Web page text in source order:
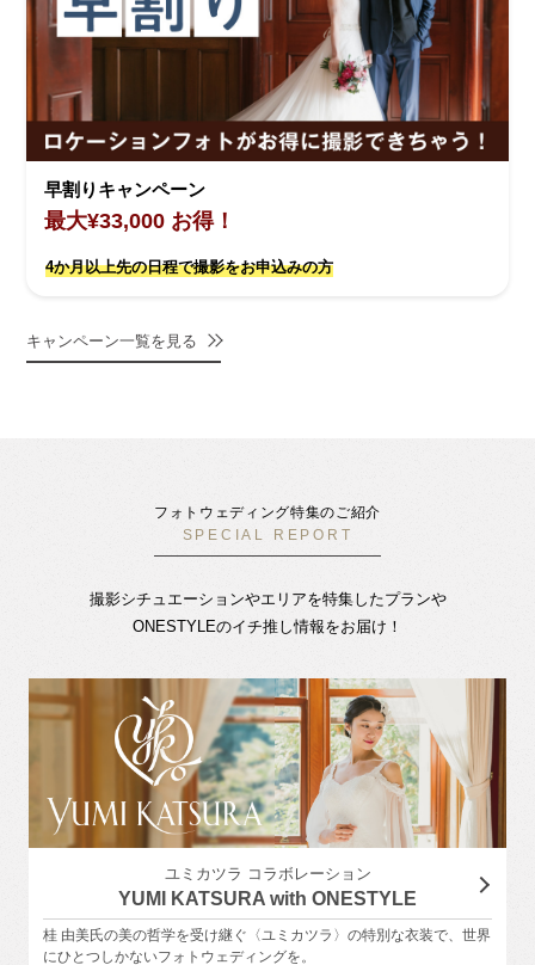
早割りキャンペーン
最大¥33,000 お得！
4か月以上先の日程で撮影をお申込みの方
キャンペーン一覧を見る
フォトウェディング特集のご紹介
SPECIAL REPORT
撮影シチュエーションやエリアを特集したプランや
ONESTYLEのイチ推し情報をお届け！
ユミカツラ コラボレーション
YUMI KATSURA with ONESTYLE
桂 由美氏の美の哲学を受け継ぐ〈ユミカツラ〉の特別な衣装で、世界
にひとつしかないフォトウェディングを。